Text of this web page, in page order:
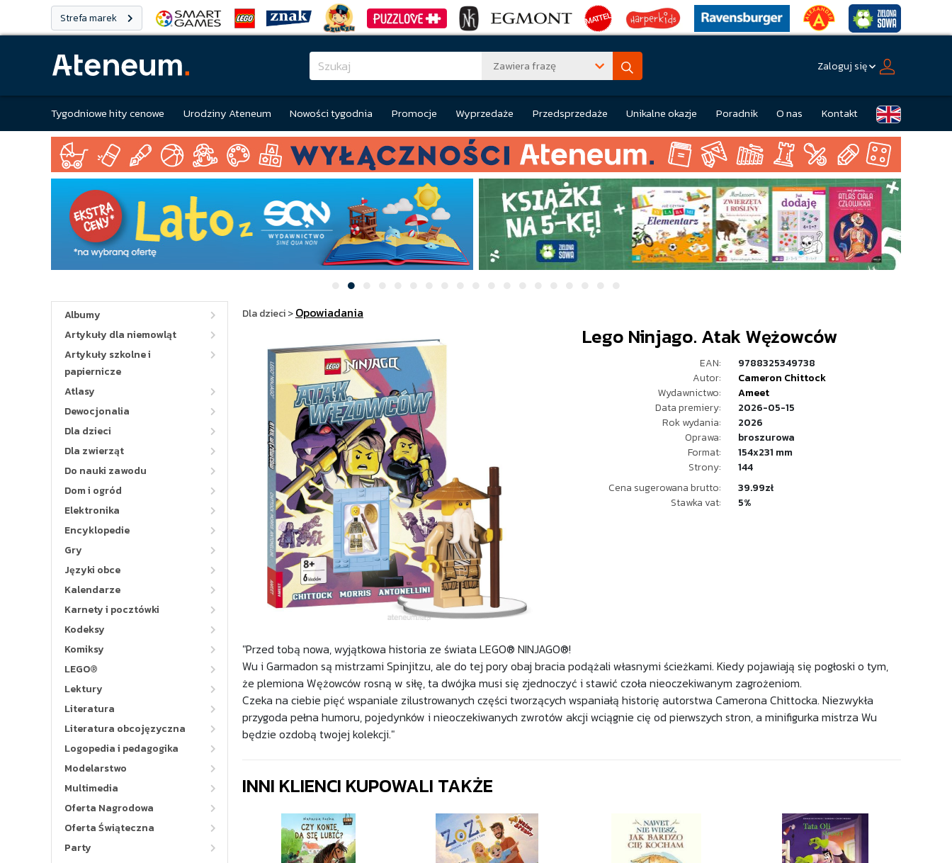
Strefa marek
Zawiera frazę Zaloguj się
Tygodniowe hity cenowe Urodziny Ateneum Nowości tygodnia Promocje Wyprzedaże Przedsprzedaże Unikalne okazje Poradnik O nas Kontakt
Albumy
Artykuły dla niemowląt
Artykuły szkolne i
papiernicze
Atlasy
Dewocjonalia
Dla dzieci
Dla zwierząt
Do nauki zawodu
Dom i ogród
Elektronika
Encyklopedie
Gry
Języki obce
Kalendarze
Karnety i pocztówki
Kodeksy
Komiksy
LEGO®
Lektury
Literatura
Literatura obcojęzyczna
Logopedia i pedagogika
Modelarstwo
Multimedia
Oferta Nagrodowa
Oferta Świąteczna
Party
Dla dzieci>Opowiadania
Lego Ninjago. Atak Wężowców
EAN:
9788325349738
Autor:
Cameron Chittock
Wydawnictwo:
Ameet
Data premiery:
2026-05-15
Rok wydania:
2026
Oprawa:
broszurowa
Format:
154x231 mm
Strony:
144
Cena sugerowana brutto:
39.99zł
Stawka vat:
5%
"Przed tobą nowa, wyjątkowa historia ze świata LEGO® NINJAGO®!
Wu i Garmadon są mistrzami Spinjitzu, ale do tej pory obaj bracia podążali własnymi ścieżkami. Kiedy pojawiają się pogłoski o tym,
że plemiona Wężowców rosną w siłę, ta dwójka musi się zjednoczyć i stawić czoła nieoczekiwanym zagrożeniom.
Czeka na ciebie pięć wspaniale zilustrowanych części tworzących wspaniałą historię autorstwa Camerona Chittocka. Niezwykła
przygoda pełna humoru, pojedynków i nieoczekiwanych zwrotów akcji wciągnie cię od pierwszych stron, a minifigurka mistrza Wu
będzie ozdobą twojej kolekcji."
INNI KLIENCI KUPOWALI TAKŻE